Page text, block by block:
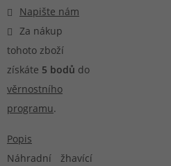
Napište nám
Za nákup
tohoto zboží
získáte 5 bodů do
věrnostního
programu.
Popis
Náhradní žhavící